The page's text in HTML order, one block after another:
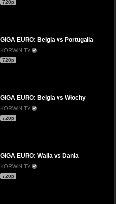
720p
GIGA EURO: Belgia vs Portugalia
KORWiN TV
720p
GIGA EURO: Belgia vs Włochy
KORWiN TV
720p
GIGA EURO: Walia vs Dania
KORWiN TV
720p